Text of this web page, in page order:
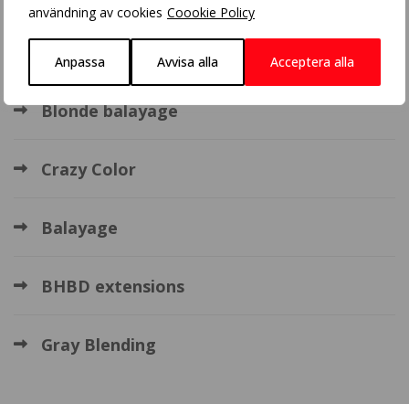
användning av cookies Coookie Policy
Anpassa Avvisa alla Acceptera alla
Populära inlägg
Blonde balayage
Crazy Color
Balayage
BHBD extensions
Gray Blending